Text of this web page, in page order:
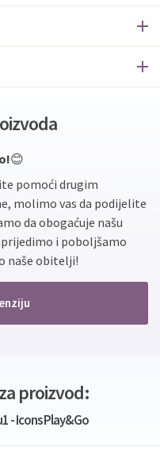
😊
pomoći drugim
molimo vas da podijelite
da obogaćuje našu
i poboljšamo
naše obitelji!
proizvod:
- Icons Play&Go